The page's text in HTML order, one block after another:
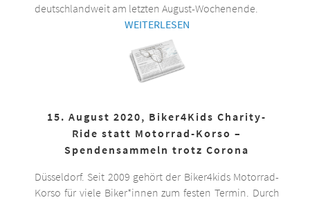
deutschlandweit am letzten August-Wochenende.
WEITERLESEN
15. August 2020, Biker4Kids Charity-
Ride statt Motorrad-Korso –
Spendensammeln trotz Corona
Düsseldorf. Seit 2009 gehört der Biker4kids Motorrad-
Korso für viele Biker*innen zum festen Termin. Durch